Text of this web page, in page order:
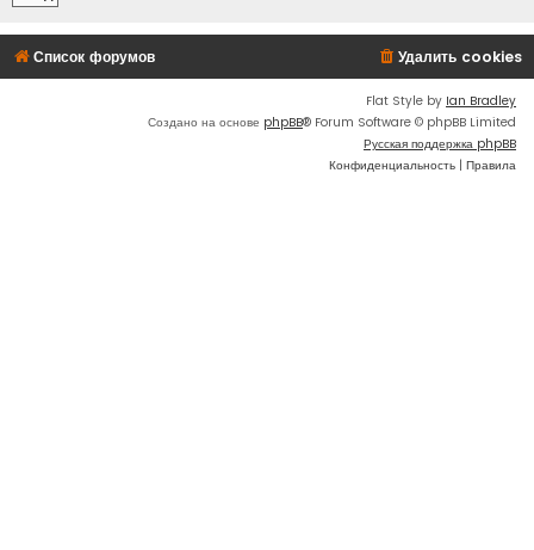
Список форумов Удалить cookies
Flat Style by Ian Bradley
Создано на основе phpBB® Forum Software © phpBB Limited
Русская поддержка phpBB
Конфиденциальность | Правила